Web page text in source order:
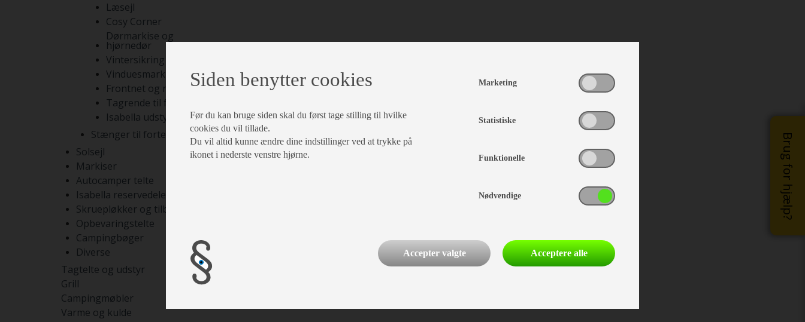
Brug for hjælp?
Læsejl
Cosy Corner
Dørmarkise og
hjørnedør
Vintersikring
Vinduesmarkiser
Frontnet og rumdelere
Tagrende til fortelte
Isabella udstyr
Stænger til fortelte
Solsejl
Markiser
Autocamper telte
Isabella reservedele
Skruepløkker og tilbehør
Opbevaringstelte
Campingbøger
Diverse
Tagtelte og udstyr
Grill
Campingmøbler
Varme og kulde
Siden benytter cookies
Før du kan bruge siden skal du først tage stilling til hvilke
cookies du vil tillade.
Du vil altid kunne ændre dine indstillinger ved at trykke på
ikonet i nederste venstre hjørne.
Marketing
Statistiske
Funktionelle
Nødvendige
Accepter valgte Acceptere alle